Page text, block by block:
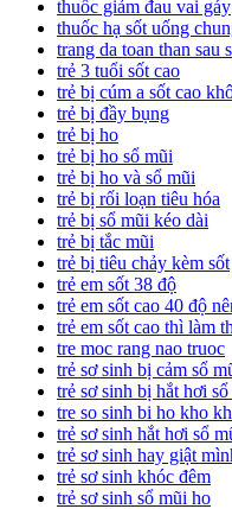
thuốc giảm đau vai gáy
thuốc hạ sốt uống
trang da toan than sau
trẻ 3 tuổi sốt cao
trẻ bị cúm a sốt cao
trẻ bị đầy bụng
trẻ bị ho
trẻ bị ho sổ mũi
trẻ bị ho và sổ mũi
trẻ bị rối loạn tiêu hóa
trẻ bị sổ mũi kéo dài
trẻ bị tắc mũi
trẻ bị tiêu chảy kèm sốt
trẻ em sốt 38 độ
trẻ em sốt cao 40 độ
trẻ em sốt cao thì làm
tre moc rang nao truoc
trẻ sơ sinh bị cảm sổ
trẻ sơ sinh bị hắt hơi
tre so sinh bi ho kho
trẻ sơ sinh hắt hơi sổ
trẻ sơ sinh hay giật
trẻ sơ sinh khóc đêm
trẻ sơ sinh sổ mũi ho